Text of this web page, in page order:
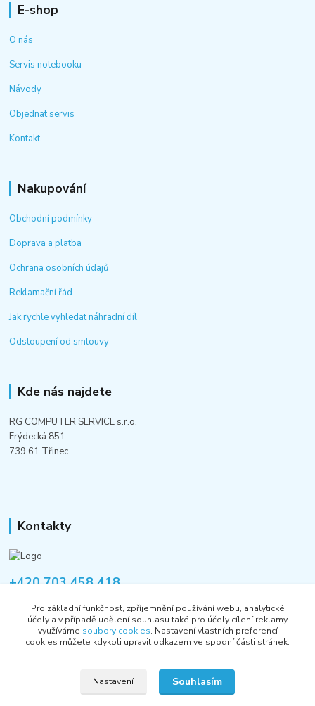
E-shop
O nás
Servis notebooku
Návody
Objednat servis
Kontakt
Nakupování
Obchodní podmínky
Doprava a platba
Ochrana osobních údajů
Reklamační řád
Jak rychle vyhledat náhradní díl
Odstoupení od smlouvy
Kde nás najdete
RG COMPUTER SERVICE s.r.o.
Frýdecká 851
739 61 Třinec
Kontakty
+420 703 458 418
informace@rgshop.cz
Pro základní funkčnost, zpříjemnění používání webu, analytické
účely a v případě udělení souhlasu také pro účely cílení reklamy
využíváme soubory cookies. Nastavení vlastních preferencí
cookies můžete kdykoli upravit odkazem ve spodní části stránek.
Nastavení Souhlasím